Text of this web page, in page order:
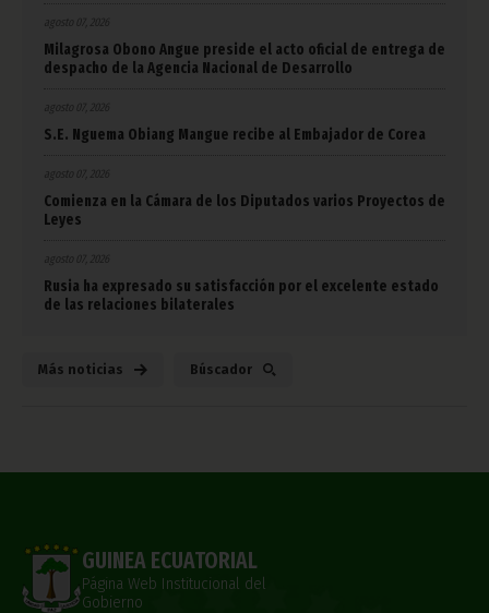
agosto 07, 2026
Milagrosa Obono Angue preside el acto oficial de entrega de
despacho de la Agencia Nacional de Desarrollo
agosto 07, 2026
S.E. Nguema Obiang Mangue recibe al Embajador de Corea
agosto 07, 2026
Comienza en la Cámara de los Diputados varios Proyectos de
Leyes
agosto 07, 2026
Rusia ha expresado su satisfacción por el excelente estado
de las relaciones bilaterales
Más noticias Búscador
GUINEA ECUATORIAL
Página Web Institucional del
Gobierno